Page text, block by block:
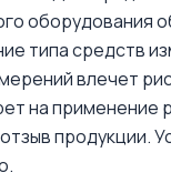
оборудования
типа средств
влечет
на применение
продукции.